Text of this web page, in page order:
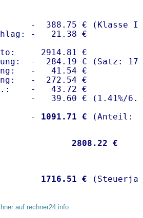
-  388.75 € (Klasse I)
-   21.38 €
2914.81 €
-  284.19 € (Satz:
-   41.54 €
-  272.54 €
-   43.72 €
-   39.60 € ( 1.41%/
-
1091.71 €
2808.22 €
1716.51 €
auf rechner24.info